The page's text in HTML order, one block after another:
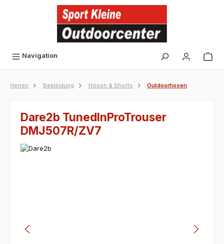
Navigation
Herren Bekleidung Hosen & Shorts Outdoorhosen
Dare2b TunedInProTrouser
DMJ507R/ZV7